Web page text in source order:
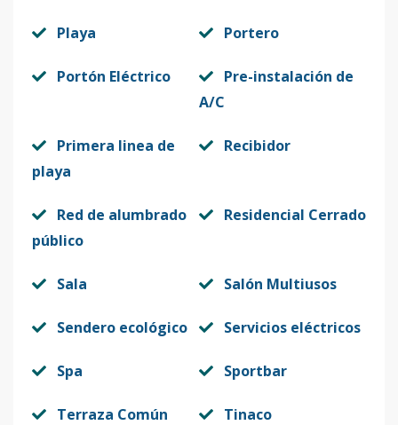
Playa Portero
Portón Eléctrico
Pre-instalación de
A/C
Primera linea de
playa
Recibidor
Red de alumbrado
público
Residencial Cerrado
Sala Salón Multiusos
Sendero ecológico Servicios eléctricos
Spa Sportbar
Terraza Común Tinaco